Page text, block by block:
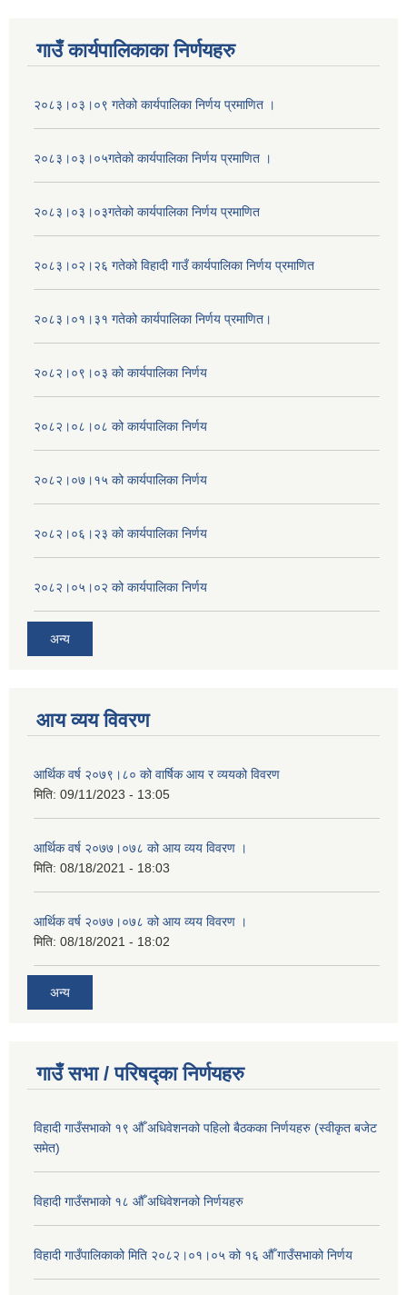
गाउँ कार्यपालिकाका निर्णयहरु
२०८३।०३।०९ गतेको कार्यपालिका निर्णय प्रमाणित ।
२०८३।०३।०५गतेको कार्यपालिका निर्णय प्रमाणित ।
२०८३।०३।०३गतेको कार्यपालिका निर्णय प्रमाणित
२०८३।०२।२६ गतेको विहादी गाउँ कार्यपालिका निर्णय प्रमाणित
२०८३।०१।३१ गतेको कार्यपालिका निर्णय प्रमाणित।
२०८२।०९।०३ को कार्यपालिका निर्णय
२०८२।०८।०८ को कार्यपालिका निर्णय
२०८२।०७।१५ को कार्यपालिका निर्णय
२०८२।०६।२३ को कार्यपालिका निर्णय
२०८२।०५।०२ को कार्यपालिका निर्णय
अन्य
आय व्यय विवरण
आर्थिक वर्ष २०७९।८० को वार्षिक आय र व्ययको विवरण
मिति: 09/11/2023 - 13:05
आर्थिक वर्ष २०७७।०७८ को आय व्यय विवरण ।
मिति: 08/18/2021 - 18:03
आर्थिक वर्ष २०७७।०७८ को आय व्यय विवरण ।
मिति: 08/18/2021 - 18:02
अन्य
गाउँ सभा / परिषद्का निर्णयहरु
विहादी गाउँसभाको १९ औँ अधिवेशनको पहिलो बैठकका निर्णयहरु (स्वीकृत बजेट
समेत)
विहादी गाउँसभाको १८ औँ अधिवेशनको निर्णयहरु
विहादी गाउँपालिकाको मिति २०८२।०१।०५ को १६ औँ गाउँसभाको निर्णय